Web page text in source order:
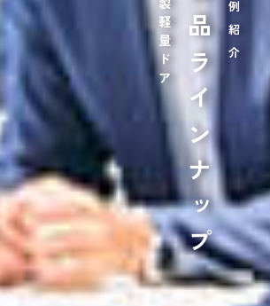
事例紹介
製品ラインナップ
鋼製軽量ドア